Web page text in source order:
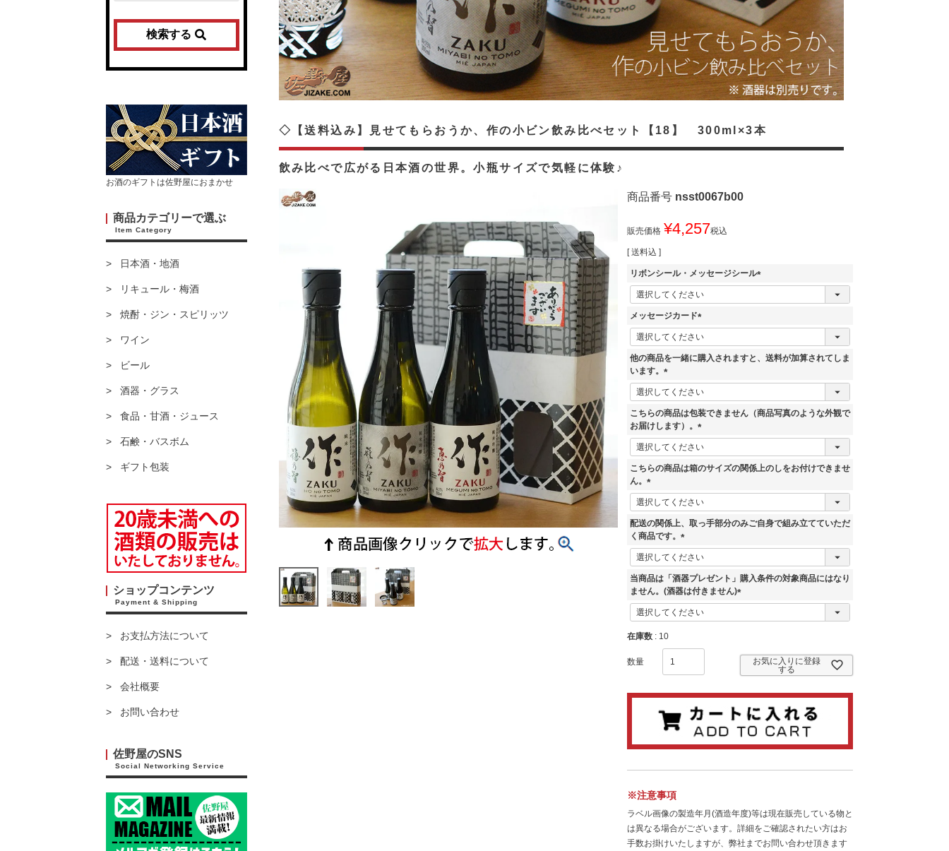
検索する
お酒のギフトは佐野屋におまかせ
商品カテゴリーで選ぶ
Item Category
日本酒・地酒
リキュール・梅酒
焼酎・ジン・スピリッツ
ワイン
ビール
酒器・グラス
食品・甘酒・ジュース
石鹸・バスボム
ギフト包装
ショップコンテンツ
Payment & Shipping
お支払方法について
配送・送料について
会社概要
お問い合わせ
佐野屋のSNS
Social Networking Service
飲み比べで広がる日本酒の世界。小瓶サイズで気軽に体験♪
◇【送料込み】見せてもらおうか、作の小ビン飲み比べセット【18】 300ml×3本
商品番号 nsst0067b00
販売価格 ¥4,257税込
送料込
リボンシール・メッセージシール
(
必
)
メッセージカード
(
必
須
他の商品を一緒に購入されますと、送料が加算されてしま
います。
(
必
須
)
こちらの商品は包装できません（商品写真のような外観で
お届けします）。
(
必
須
こちらの商品は箱のサイズの関係上のしをお付けできませ
ん。
(
必
須
)
配送の関係上、取っ手部分のみご自身で組み立てていただ
く商品です。
(
必
須
)
当商品は「酒器プレゼント」購入条件の対象商品にはなり
ません。(酒器は付きません)
(
必
在庫数 10
お気に入りに登録
する
※注意事項
ラベル画像の製造年月(酒造年度)等は現在販売している物と
は異なる場合がございます。詳細をご確認されたい方はお
手数お掛けいたしますが、弊社までお問い合わせ頂きます